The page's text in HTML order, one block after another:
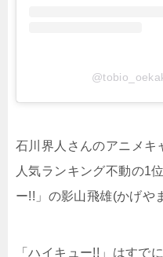
石川界人さんのアニメキ
人気ランキング不動の1
ー!!」の影山飛雄(かげや
「ハイキュー!!」はすで